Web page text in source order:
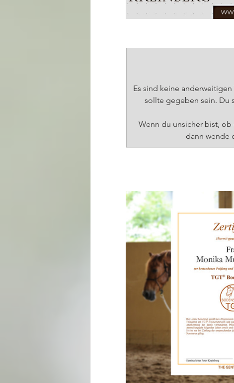
Es sind keine
sollte gegeben sein. Du
Wenn du unsicher bist,
dann wende